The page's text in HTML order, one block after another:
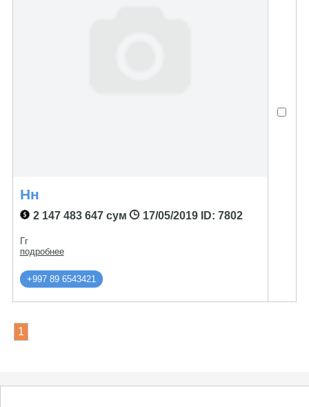
Нн
2 147 483 647 сум 17/05/2019ID: 7802
Гг
подробнее
+997 89 6543421
1